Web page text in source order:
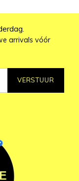
arrivals vóór
VERSTUUR